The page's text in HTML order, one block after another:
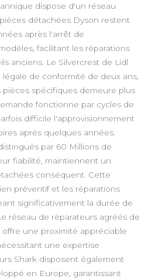
dispose d'un réseau
détachées Dyson restent
après l'arrêt de
facilitant les réparations
anciens. Le Silvercrest de Lidl
de conformité de deux ans,
pièces spécifiques demeure plus
fonctionne par cycles de
difficile l'approvisionnement
après quelques années.
par 60 Millions de
fiabilité, maintiennent un
conséquent. Cette
préventif et les réparations
significativement la durée de
réseau de réparateurs agréés de
offre une proximité appréciable
une expertise
Shark disposent également
en Europe, garantissant